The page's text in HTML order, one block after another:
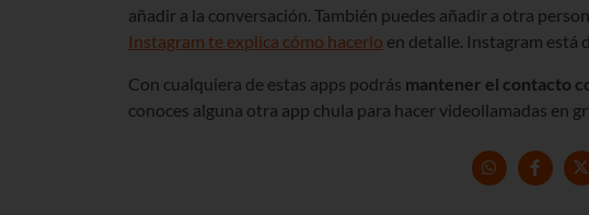
añadir a la conversación. También puedes añadir a otra
Instagram te explica cómo hacerlo en detalle. Instagram está
Con cualquiera de estas apps podrás mantener el contacto
conoces alguna otra app chula para hacer videollamadas en